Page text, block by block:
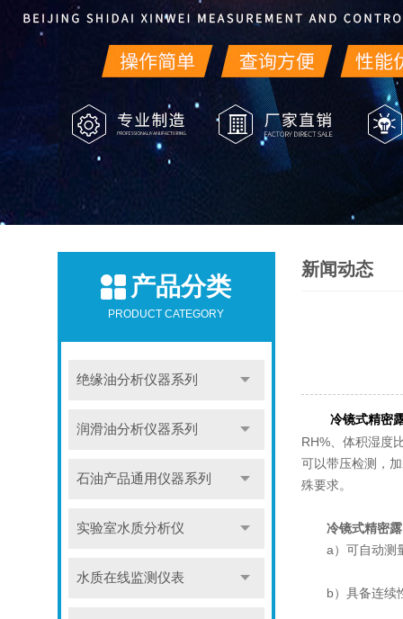
产品分类
PRODUCT CATEGORY
绝缘油分析仪器系列
润滑油分析仪器系列
石油产品通用仪器系列
实验室水质分析仪
水质在线监测仪表
新闻动态
冷镜式精密
RH%、体积湿度
可以带压检测，
殊要求。
冷镜式精密
a）可自动测量
b）具备连续